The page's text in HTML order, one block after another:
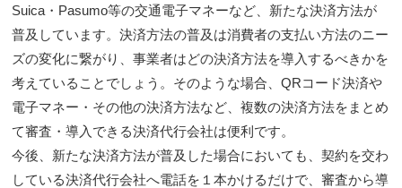
Suica・Pasumo等の交通電子マネーなど、新たな決済方法が
普及しています。決済方法の普及は消費者の支払い方法のニー
ズの変化に繋がり、事業者はどの決済方法を導入するべきかを
考えていることでしょう。そのような場合、QRコード決済や
電子マネー・その他の決済方法など、複数の決済方法をまとめ
て審査・導入できる決済代行会社は便利です。
今後、新たな決済方法が普及した場合においても、契約を交わ
している決済代行会社へ電話を１本かけるだけで、審査から導